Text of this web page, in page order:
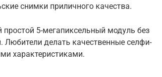
снимки приличного качества.
5-мегапиксельный модуль без
делать качественные селфи-
характеристиками.